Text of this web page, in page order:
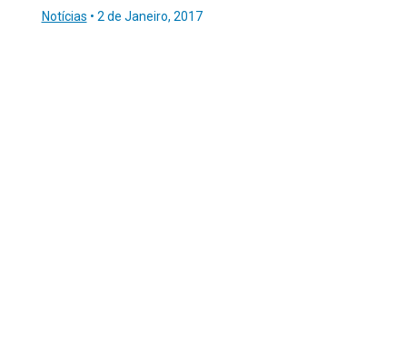
Notícias • 2 de Janeiro, 2017